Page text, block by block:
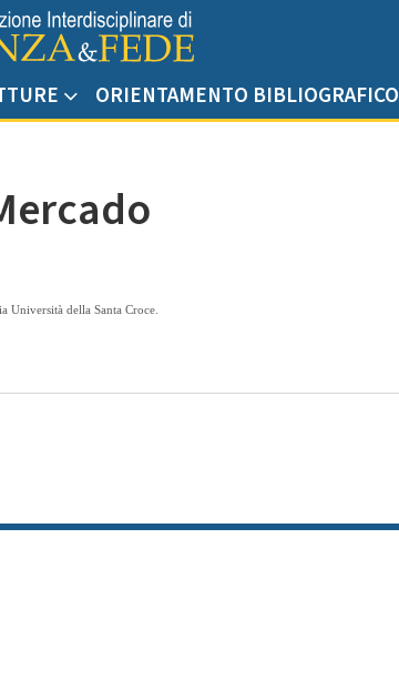
ORIENTAMENTO BIBLIOGRAFICO
Università della Santa Croce.